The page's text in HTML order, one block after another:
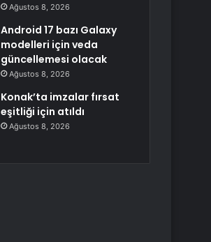
Ağustos 8, 2026
Android 17 bazı Galaxy
modelleri için veda
güncellemesi olacak
Ağustos 8, 2026
Konak’ta imzalar fırsat
eşitliği için atıldı
Ağustos 8, 2026